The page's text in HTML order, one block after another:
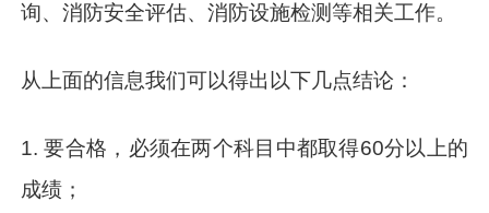
询、消防安全评估、消防设施检测等相关工作。
从上面的信息我们可以得出以下几点结论：
1. 要合格，必须在两个科目中都取得60分以上的
成绩；